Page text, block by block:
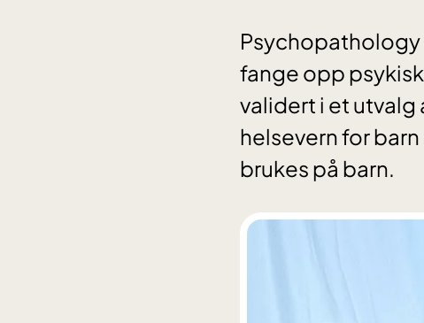
Psychopathology
fange opp
validert i et utvalg
helsevern for
brukes på barn.